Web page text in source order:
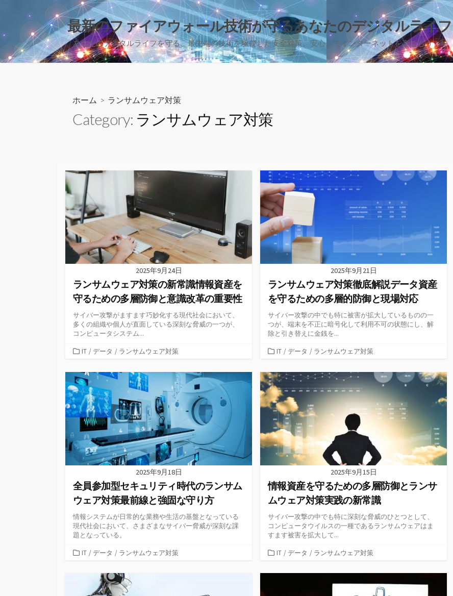
テ
ツ
最新のファイアウォール技術が守るあなたのデジタルライフ
あなたのデジタルライフを守る、最先端の技術を駆使した安全対策。安心してインターネットを楽しもう！
ホーム > ランサムウェア対策
Category: ランサムウェア対策
2025年9月24日
ランサムウェア対策の新常識情報資産を
守るための多層防御と意識改革の重要性
サイバー攻撃がますます巧妙化する現代社会において、
多くの組織や個人が直面している深刻な脅威の一つが、
コンピュータシステム...
カ
ゴ
リ
ー
IT / データ / ランサムウェア対策
2025年9月21日
ランサムウェア対策徹底解説データ資産
を守るための多層的防御と現場対応
サイバー攻撃の中でも特に被害が拡大しているものの一
つが、端末を不正に暗号化して利用不可の状態にし、解
除と引き替えに金銭を...
カ
ゴ
リ
ー
IT / データ / ランサムウェア対策
2025年9月18日
全員参加型セキュリティ時代のランサム
ウェア対策最前線と強固な守り方
情報システムが日常的な業務や生活の基盤となっている
現代社会において、さまざまなサイバー脅威が深刻な課
題となっている。
カ
IT / データ / ランサムウェア対策
2025年9月15日
情報資産を守るための多層防御とランサ
ムウェア対策実践の新常識
サイバー攻撃の中でも特に深刻な脅威のひとつとして、
コンピュータウイルスの一種であるランサムウェアはま
すます被害を拡大して...
カ
ゴ
IT / データ / ランサムウェア対策